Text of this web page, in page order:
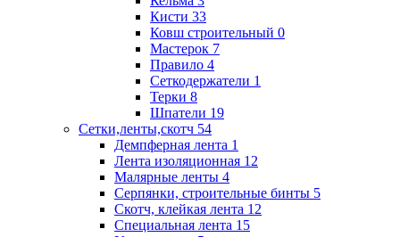
Кисти 33
Ковш строительный 0
Мастерок 7
Правило 4
Сеткодержатели 1
Терки 8
Шпатели 19
Сетки,ленты,скотч 54
Демпферная лента 1
Лента изоляционная 12
Малярные ленты 4
Серпянки, строительные бинты 5
Скотч, клейкая лента 12
Специальная лента 15